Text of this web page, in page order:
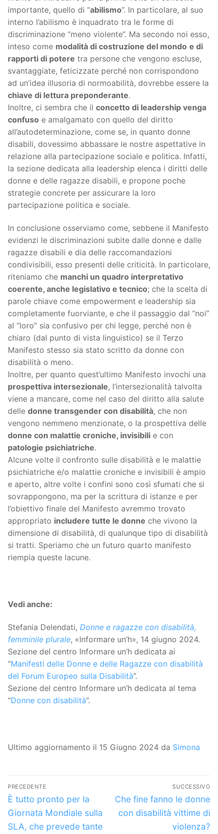
importante, quello di “abilismo”. In particolare, al suo
interno l’abilismo è inquadrato tra le forme di
discriminazione “meno violente”. Ma secondo noi esso,
inteso come modalità di costruzione del mondo e di
rapporti di potere tra persone che vengono escluse,
svantaggiate, feticizzate perché non corrispondono
ad un’idea illusoria di normoabilità, dovrebbe essere la
chiave di lettura preponderante.
Inoltre, ci sembra che il concetto di leadership venga
confuso e amalgamato con quello del diritto
all’autodeterminazione, come se, in quanto donne
disabili, dovessimo abbassare le nostre aspettative in
relazione alla partecipazione sociale e politica. Infatti,
la sezione dedicata alla leadership elenca i diritti delle
donne e delle ragazze disabili, e propone poche
strategie concrete per assicurare la loro
partecipazione politica e sociale.
In conclusione osserviamo come, sebbene il Manifesto
evidenzi le discriminazioni subite dalle donne e dalle
ragazze disabili e dia delle raccomandazioni
condivisibili, esso presenti delle criticità. In particolare,
riteniamo che manchi un quadro interpretativo
coerente, anche legislativo e tecnico; che la scelta di
parole chiave come empowerment e leadership sia
completamente fuorviante, e che il passaggio dal “noi”
al “loro” sia confusivo per chi legge, perché non è
chiaro (dal punto di vista linguistico) se il Terzo
Manifesto stesso sia stato scritto da donne con
disabilità o meno.
Inoltre, per quanto quest’ultimo Manifesto invochi una
prospettiva intersezionale, l’intersezionalità talvolta
viene a mancare, come nel caso del diritto alla salute
delle donne transgender con disabilità, che non
vengono nemmeno menzionate, o la prospettiva delle
donne con malattie croniche, invisibili e con
patologie psichiatriche.
Alcune volte il confronto sulle disabilità e le malattie
psichiatriche e/o malattie croniche e invisibili è ampio
e aperto, altre volte i confini sono così sfumati che si
sovrappongono, ma per la scrittura di istanze e per
l’obiettivo finale del Manifesto avremmo trovato
appropriato includere tutte le donne che vivono la
dimensione di disabilità, di qualunque tipo di disabilità
si tratti. Speriamo che un futuro quarto manifesto
riempia queste lacune.
Vedi anche:
Stefania Delendati, Donne e ragazze con disabilità,
femminile plurale, «Informare un’h», 14 giugno 2024.
Sezione del centro Informare un’h dedicata ai
“Manifesti delle Donne e delle Ragazze con disabilità
del Forum Europeo sulla Disabilità”.
Sezione del centro Informare un’h dedicata al tema
“Donne con disabilità”.
Ultimo aggiornamento il 15 Giugno 2024 da Simona
Navigazione
articoli
PRECEDENTE
Articolo
precedente:
È tutto pronto per la
Giornata Mondiale sulla
SLA, che prevede tante
SUCCESSIVO
Articolo
successivo:
Che fine fanno le donne
con disabilità vittime di
violenza?